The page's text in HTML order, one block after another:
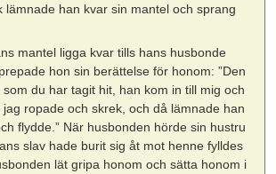
lämnade han kvar sin mantel och sprang
mantel ligga kvar tills hans husbonde
hon sin berättelse för honom: ”Den
du har tagit hit, han kom in till mig och
ropade och skrek, och då lämnade han
flydde.” När husbonden hörde sin hustru
slav hade burit sig åt mot henne fylldes
lät gripa honom och sätta honom i